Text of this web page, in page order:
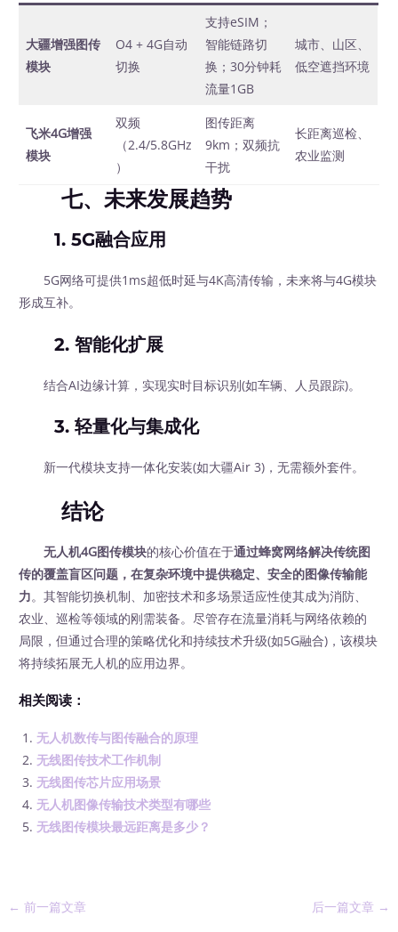
大疆增强图传
模块
O4 + 4G自动
切换
支持eSIM；
智能链路切
换；30分钟耗
流量1GB
城市、山区、
低空遮挡环境
飞米4G增强
模块
双频
（2.4/5.8GHz
）
图传距离
9km；双频抗
干扰
长距离巡检、
农业监测
七、未来发展趋势
1.5G融合应用
5G网络可提供1ms超低时延与4K高清传输，未来将与4G模块
形成互补。
2.智能化扩展
结合AI边缘计算，实现实时目标识别(如车辆、人员跟踪)。
3.轻量化与集成化
新一代模块支持一体化安装(如大疆Air 3)，无需额外套件。
结论
无人机4G图传模块的核心价值在于通过蜂窝网络解决传统图
传的覆盖盲区问题，在复杂环境中提供稳定、安全的图像传输能
力。其智能切换机制、加密技术和多场景适应性使其成为消防、
农业、巡检等领域的刚需装备。尽管存在流量消耗与网络依赖的
局限，但通过合理的策略优化和持续技术升级(如5G融合)，该模块
将持续拓展无人机的应用边界。
相关阅读：
无人机数传与图传融合的原理
无线图传技术工作机制
无线图传芯片应用场景
无人机图像传输技术类型有哪些
无线图传模块最远距离是多少？
← 前一篇文章 后一篇文章 →